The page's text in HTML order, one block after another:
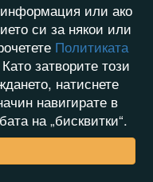
или ако
си за някои или
Политиката
затворите този
натиснете
навигирате в
на „бисквитки“.